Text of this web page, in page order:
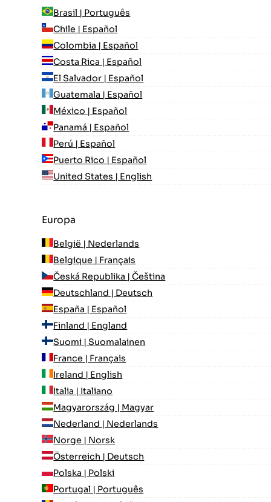
Brasil | Português
Chile | Español
Colombia | Español
Costa Rica | Español
El Salvador | Español
Guatemala | Español
México | Español
Panamá | Español
Perú | Español
Puerto Rico | Español
United States | English
Europa
België | Nederlands
Belgique | Français
Česká Republika | Čeština
Deutschland | Deutsch
España | Español
Finland | England
Suomi | Suomalainen
France | Français
Ireland | English
Italia | Italiano
Magyarország | Magyar
Nederland | Nederlands
Norge | Norsk
Österreich | Deutsch
Polska | Polski
Portugal | Português